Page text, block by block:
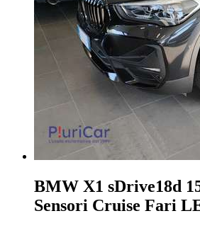
BMW X1 sDrive18d
Sensori Cruise Fari